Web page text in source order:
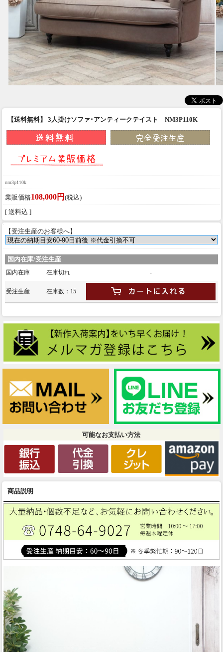
【送料無料】 3人掛けソファ･アンティークテイスト NM3P110K
nm3p110k
業販価格108,000円 (税込)
[ 送料込 ]
【受注生産のお客様へ】
国内在庫/受注生産
国内在庫 在庫切れ -
受注生産 在庫数：15
可能なお支払い方法
商品説明